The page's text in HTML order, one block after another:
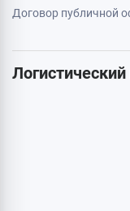
Бренды
Карта сайта